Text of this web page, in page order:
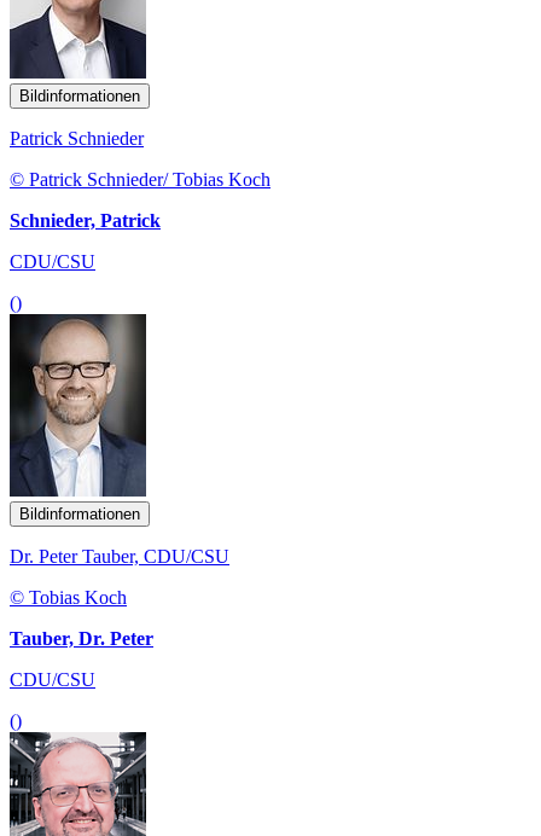
Bildinformationen
Patrick Schnieder
© Patrick Schnieder/ Tobias Koch
Schnieder, Patrick
CDU/CSU
()
Bildinformationen
Dr. Peter Tauber, CDU/CSU
© Tobias Koch
Tauber, Dr. Peter
CDU/CSU
()